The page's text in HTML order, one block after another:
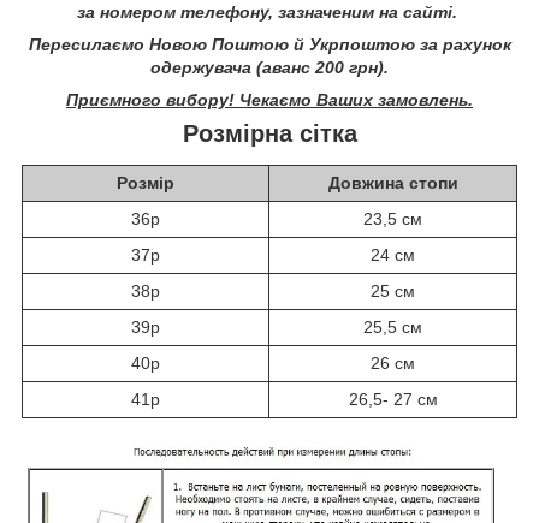
за номером телефону, зазначеним на сайті.
Пересилаємо Новою Поштою й Укрпоштою за рахунок
одержувача (аванс 200 грн).
Приємного вибору! Чекаємо Ваших замовлень.
Розмірна сітка
Розмір
Довжина стопи
36р
23,5 см
37р
24 см
38р
25 см
39р
25,5 см
40р
26 см
41р
26,5- 27 см